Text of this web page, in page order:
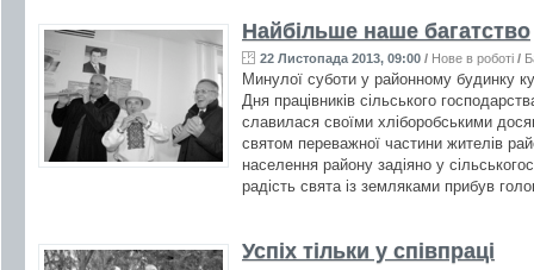
Найбільше наше багатство
22 Листопада 2013, 09:00 / Нове в роботі /
Минулої суботи у районному будинку
Дня працівників сільського
славилася своїми хліборобськими
святом переважної частини жителів
населення району задіяно у
радість свята із земляками прибув
Успіх тільки у співпраці